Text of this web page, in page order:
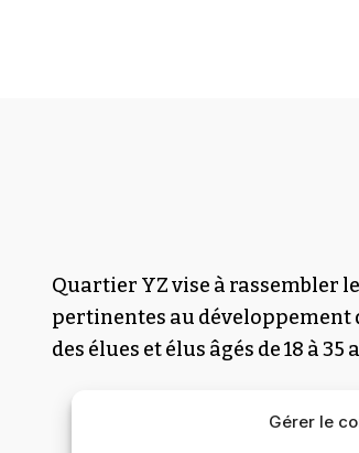
Gérer le
Quartier YZ vise à rassembler
pertinentes au
des élues et élus âgés de 18 à 35